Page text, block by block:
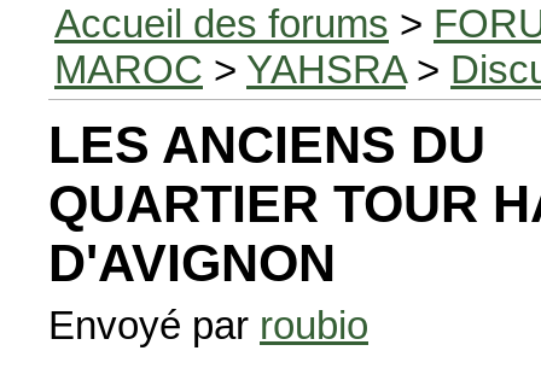
Accueil des forums >
MAROC > YAHSRA>
LES ANCIENS DU
QUARTIER TOUR
D'AVIGNON
Envoyé par roubio